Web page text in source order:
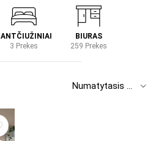
ANTČIUŽINIAI
3 Prekes
BIURAS
259 Prekes